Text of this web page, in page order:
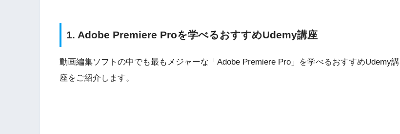
1. Adobe Premiere Proを学べるおすすめUdemy講座
動画編集ソフトの中でも最もメジャーな「Adobe Premiere Pro」を学べるおすすめUdemy講
座をご紹介します。